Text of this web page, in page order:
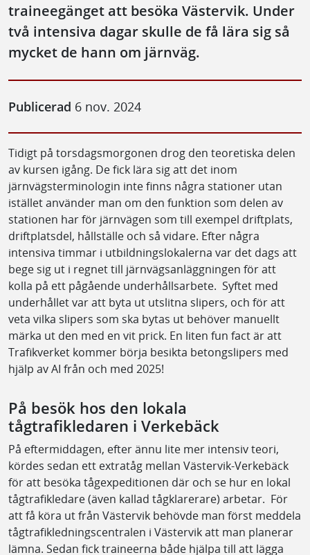
traineegänget att besöka Västervik. Under
två intensiva dagar skulle de få lära sig så
mycket de hann om järnväg.
Publicerad 6 nov. 2024
Tidigt på torsdagsmorgonen drog den teoretiska delen
av kursen igång. De fick lära sig att det inom
järnvägsterminologin inte finns några stationer utan
istället använder man om den funktion som delen av
stationen har för järnvägen som till exempel driftplats,
driftplatsdel, hållställe och så vidare. Efter några
intensiva timmar i utbildningslokalerna var det dags att
bege sig ut i regnet till järnvägsanläggningen för att
kolla på ett pågående underhållsarbete. Syftet med
underhållet var att byta ut utslitna slipers, och för att
veta vilka slipers som ska bytas ut behöver manuellt
märka ut den med en vit prick. En liten fun fact är att
Trafikverket kommer börja besikta betongslipers med
hjälp av AI från och med 2025!
På besök hos den lokala
tågtrafikledaren i Verkebäck
På eftermiddagen, efter ännu lite mer intensiv teori,
kördes sedan ett extratåg mellan Västervik-Verkebäck
för att besöka tågexpeditionen där och se hur en lokal
tågtrafikledare (även kallad tågklarerare) arbetar. För
att få köra ut från Västervik behövde man först meddela
tågtrafikledningscentralen i Västervik att man planerar
lämna. Sedan fick traineerna både hjälpa till att lägga